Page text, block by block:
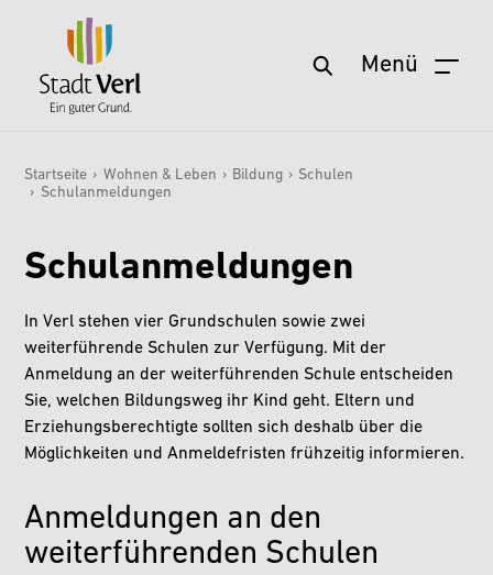
Zum Hauptinhalt springen Menü
Startseite
Aktuelles
Wohnen & Leben
Stadt & Zukunft
Politik & Verwaltung
Wirtschaft & Arbeit
Sie sind hier:
Startseite › Wohnen & Leben › Bildung › Schulen
› Schulanmeldungen
Schulanmeldungen
In Verl stehen vier Grundschulen sowie zwei
weiterführende Schulen zur Verfügung. Mit der
Anmeldung an der weiterführenden Schule entscheiden
Sie, welchen Bildungsweg ihr Kind geht. Eltern und
Erziehungsberechtigte sollten sich deshalb über die
Möglichkeiten und Anmeldefristen frühzeitig informieren.
Anmeldungen an den
weiterführenden Schulen